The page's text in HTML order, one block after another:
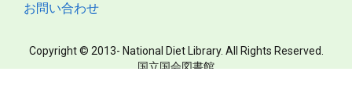
お問い合わせ
Copyright © 2013- National Diet Library. All Rights Reserved.